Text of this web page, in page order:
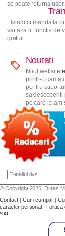
se poate returna usor.
Livram comanda ta
variaza in functie de
gratuit.
Noutati
Noul website
printr-o gama
pentru
sa descoperiti
pe care le-am
© Copyright 2026, Duras
Contact | Cum cumpar |
caracter personal | Politica
SAL